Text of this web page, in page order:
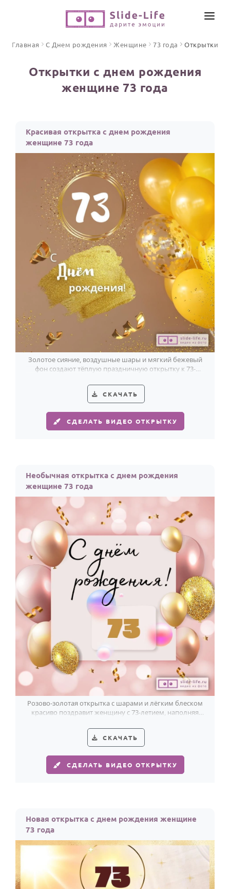
ПО ФОРМАТУ
Открытки
Стихи и тексты
ПРАЗДНИКИ
С Днем рождения
Юбилей
Свадьба
Годовщина свадьбы
Календарь праздников
КОМУ
Женщине
Мужчине
Маме
Папе
Детям
Все родственники
ПЕРСОНАЛЬНЫЕ
Пожелания
ИНСТРУМЕНТЫ
ОТЗЫВЫ
Главная С Днем рождения Женщине 73 года Открытки
Открытки с днем рождения
женщине 73 года
Красивая открытка с днем рождения
женщине 73 года
Золотое сияние, воздушные шары и мягкий бежевый
фон создают тёплую праздничную открытку к 73-
СКАЧАТЬ
СДЕЛАТЬ ВИДЕО ОТКРЫТКУ
Необычная открытка с днем рождения
женщине 73 года
Розово-золотая открытка с шарами и лёгким блеском
красиво поздравит женщину с 73-летием, наполняя
СКАЧАТЬ
СДЕЛАТЬ ВИДЕО ОТКРЫТКУ
Новая открытка с днем рождения женщине
73 года